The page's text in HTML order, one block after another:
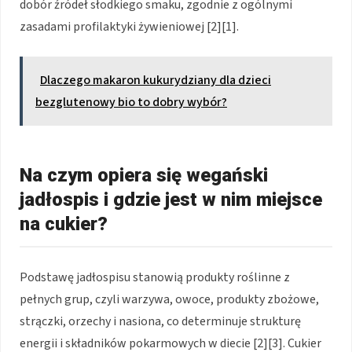
dobór źródeł słodkiego smaku, zgodnie z ogólnymi
zasadami profilaktyki żywieniowej [2][1].
Dlaczego makaron kukurydziany dla dzieci
bezglutenowy bio to dobry wybór?
Na czym opiera się wegański
jadłospis i gdzie jest w nim miejsce
na cukier?
Podstawę jadłospisu stanowią produkty roślinne z
pełnych grup, czyli warzywa, owoce, produkty zbożowe,
strączki, orzechy i nasiona, co determinuje strukturę
energii i składników pokarmowych w diecie [2][3]. Cukier